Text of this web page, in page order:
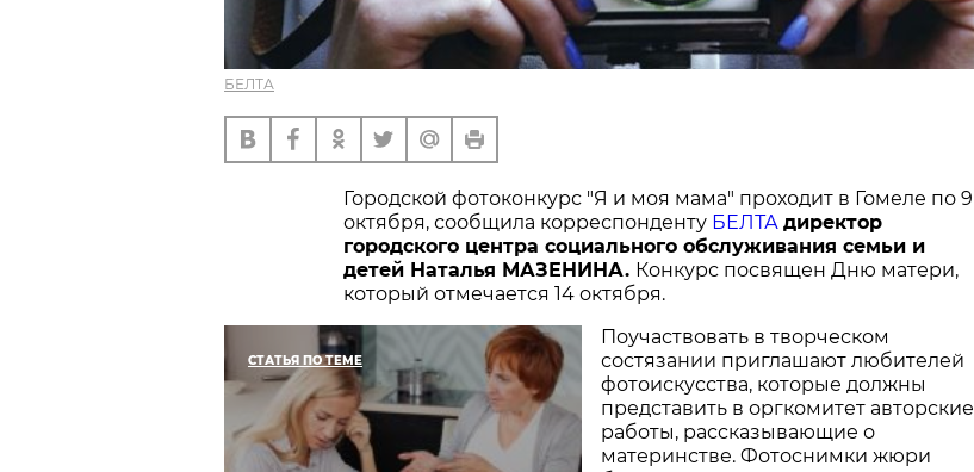
БЕЛТА
Городской фотоконкурс "Я и моя мама" проходит в Гомеле по 9
октября, сообщила корреспонденту БЕЛТА директор
городского центра социального обслуживания семьи и
детей Наталья МАЗЕНИНА. Конкурс посвящен Дню матери,
который отмечается 14 октября.
СТАТЬЯ ПО ТЕМЕ
Поучаствовать в творческом
состязании приглашают любителей
фотоискусства, которые должны
представить в оргкомитет авторские
работы, рассказывающие о
материнстве. Фотоснимки жюри